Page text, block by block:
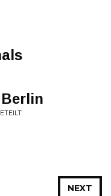
NEXT